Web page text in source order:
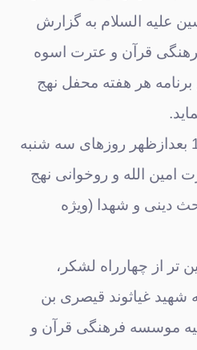
علیه السلام به گزارش
قرآن و عترت اسوه
هر هفته محفل نهج
این مراسم ساعت 16:30 بعدازظهر روزهای سه شنبه
امین الله و روخوانی نهج
دینی و شهدا (ویژه
تر از چهارراه لشکر،
شهید غیاثوند قیصری بن
پلاک 6 . حسینیه موسسه فرهنگی قرآن و